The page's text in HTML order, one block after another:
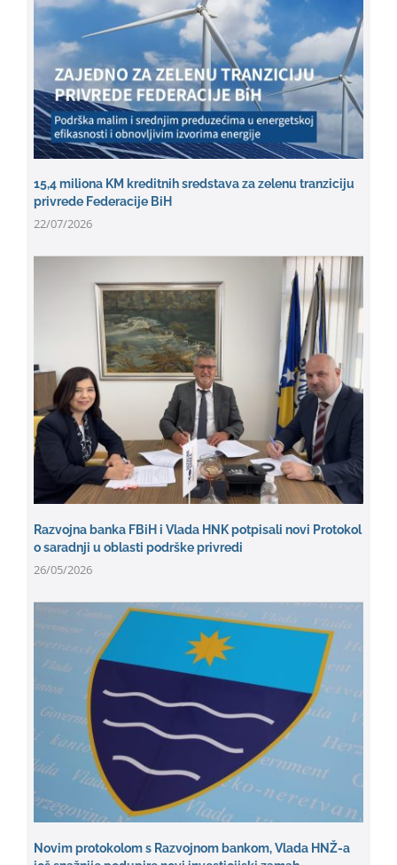
15,4 miliona KM kreditnih sredstava za zelenu tranziciju
privrede Federacije BiH
22/07/2026
Razvojna banka FBiH i Vlada HNK potpisali novi Protokol
o saradnji u oblasti podrške privredi
26/05/2026
Novim protokolom s Razvojnom bankom, Vlada HNŽ-a